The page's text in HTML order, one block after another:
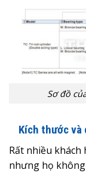
Sơ đồ
Kích thước và
Rất nhiều khách
nhưng họ